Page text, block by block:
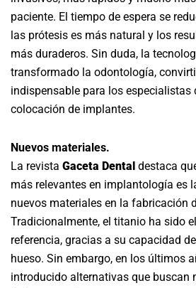
paciente. El tiempo de espera se
las prótesis es más natural y los
más duraderos. Sin duda, la
transformado la odontología,
indispensable para los especialistas
colocación de implantes.
Nuevos materiales.
La revista Gaceta Dental destaca
más relevantes en implantología es
nuevos materiales en la fabricación
Tradicionalmente, el titanio ha sido
referencia, gracias a su capacidad
hueso. Sin embargo, en los últimos
introducido alternativas que buscan